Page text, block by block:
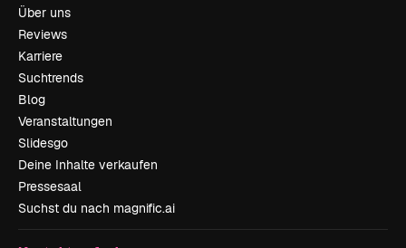
Über uns
Reviews
Karriere
Suchtrends
Blog
Veranstaltungen
Slidesgo
Deine Inhalte verkaufen
Pressesaal
Suchst du nach magnific.ai